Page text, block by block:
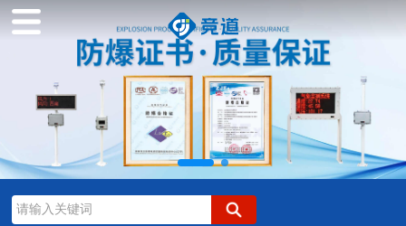
JD-FB01型防爆气象站是我司根据市场需求，针对化